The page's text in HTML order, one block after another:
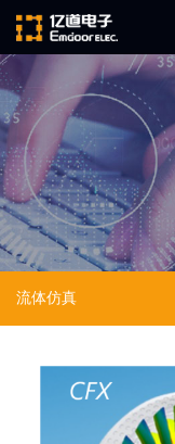
公司简介
发展历程
企业文化
ARM
Altium
Ansys
FAQ
安装文档
流体仿真